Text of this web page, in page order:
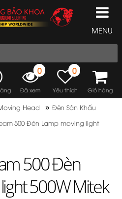
MENU
0
Đã xem
0
Yêu thích Giỏ hàng
Head » Đèn Sân Khấu
500 Đèn Lamp moving light
500 Đèn
500W Mitek